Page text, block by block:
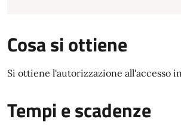
Cosa si ottiene
Si ottiene l'autorizzazione all'accesso
Tempi e scadenze